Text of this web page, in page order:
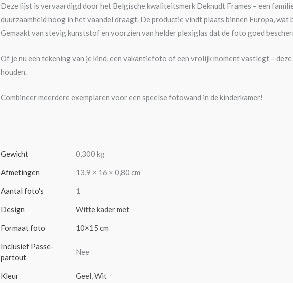
Deze lijst is vervaardigd door het Belgische kwaliteitsmerk Deknudt Frames – een
duurzaamheid hoog in het vaandel draagt. De productie vindt plaats binnen Europa,
Gemaakt van stevig kunststof en voorzien van helder plexiglas dat de foto goed
Of je nu een tekening van je kind, een vakantiefoto of een vrolijk moment vastlegt –
houden.
Combineer meerdere exemplaren voor een speelse fotowand in de kinderkamer!
Gewicht 0,300 kg
Afmetingen 13,9 × 16 × 0,80 cm
Aantal foto's 1
Design Witte kader met
Formaat foto 10×15 cm
Inclusief Passe-
partout
Nee
Kleur Geel,Wit